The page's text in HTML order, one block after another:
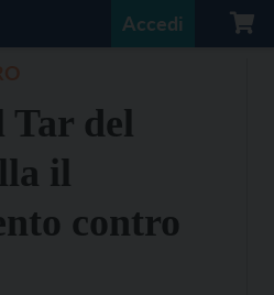
Accedi
del
il
contro